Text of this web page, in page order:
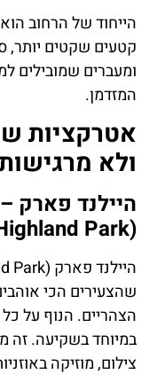
הייחוד של הרחוב
קטעים שקטים יותר,
ומעברים שמובילים
המזדמן.
אטרקציות
ולא
היילנד פארק –
(Highland Park)
שהצעירים הכי
הצהריים. הנוף על
במיוחד בשקיעה. זה
צילום, מוזיקה